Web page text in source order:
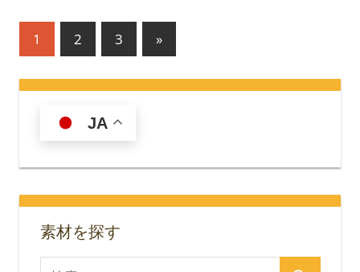
投
の
ー
ジ
送
り
1 2 3
次
の
記
»
JA
素材を探す